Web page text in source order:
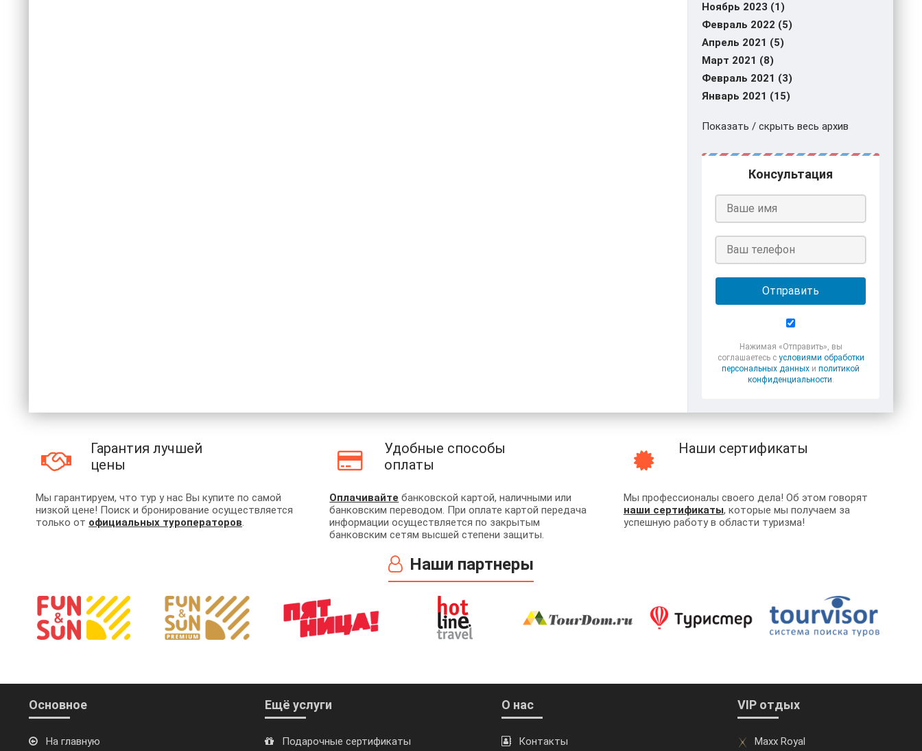
Ноябрь 2023 (1)
Февраль 2022 (5)
Апрель 2021 (5)
Март 2021 (8)
Февраль 2021 (3)
Январь 2021 (15)
Показать / скрыть весь архив
Консультация
Отправить
Нажимая «Отправить», вы
соглашаетесь с условиями обработки
персональных данных и политикой
конфиденциальности.
Гарантия лучшей
цены
Мы гарантируем, что тур у нас Вы купите по самой
низкой цене! Поиск и бронирование осуществляется
только от официальных туроператоров.
Удобные способы
оплаты
Оплачивайте банковской картой, наличными или
банковским переводом. При оплате картой передача
информации осуществляется по закрытым
банковским сетям высшей степени защиты.
Наши сертификаты
Мы профессионалы своего дела! Об этом говорят
наши сертификаты, которые мы получаем за
успешную работу в области туризма!
Наши партнеры
Основное
На главную
Ещё услуги
Подарочные сертификаты
О нас
Контакты
VIP отдых
Maxx Royal